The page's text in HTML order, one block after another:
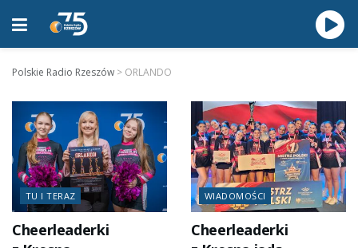
Polskie Radio Rzeszów > ORLANDO
TU I TERAZ
Cheerleaderki
WIADOMOŚCI
Cheerleaderki